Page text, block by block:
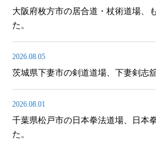
大阪府枚方市の居合道・杖術道場、
た。
2026.08.05
茨城県下妻市の剣道道場、下妻剣志
2026.08.01
千葉県松戸市の日本拳法道場、日本
た。